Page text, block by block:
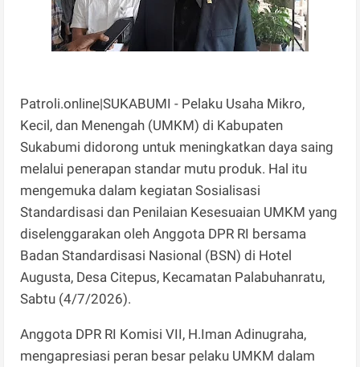
Patroli.online|SUKABUMI - Pelaku Usaha Mikro,
Kecil, dan Menengah (UMKM) di Kabupaten
Sukabumi didorong untuk meningkatkan daya saing
melalui penerapan standar mutu produk. Hal itu
mengemuka dalam kegiatan Sosialisasi
Standardisasi dan Penilaian Kesesuaian UMKM yang
diselenggarakan oleh Anggota DPR RI bersama
Badan Standardisasi Nasional (BSN) di Hotel
Augusta, Desa Citepus, Kecamatan Palabuhanratu,
Sabtu (4/7/2026).
Anggota DPR RI Komisi VII, H.Iman Adinugraha,
mengapresiasi peran besar pelaku UMKM dalam